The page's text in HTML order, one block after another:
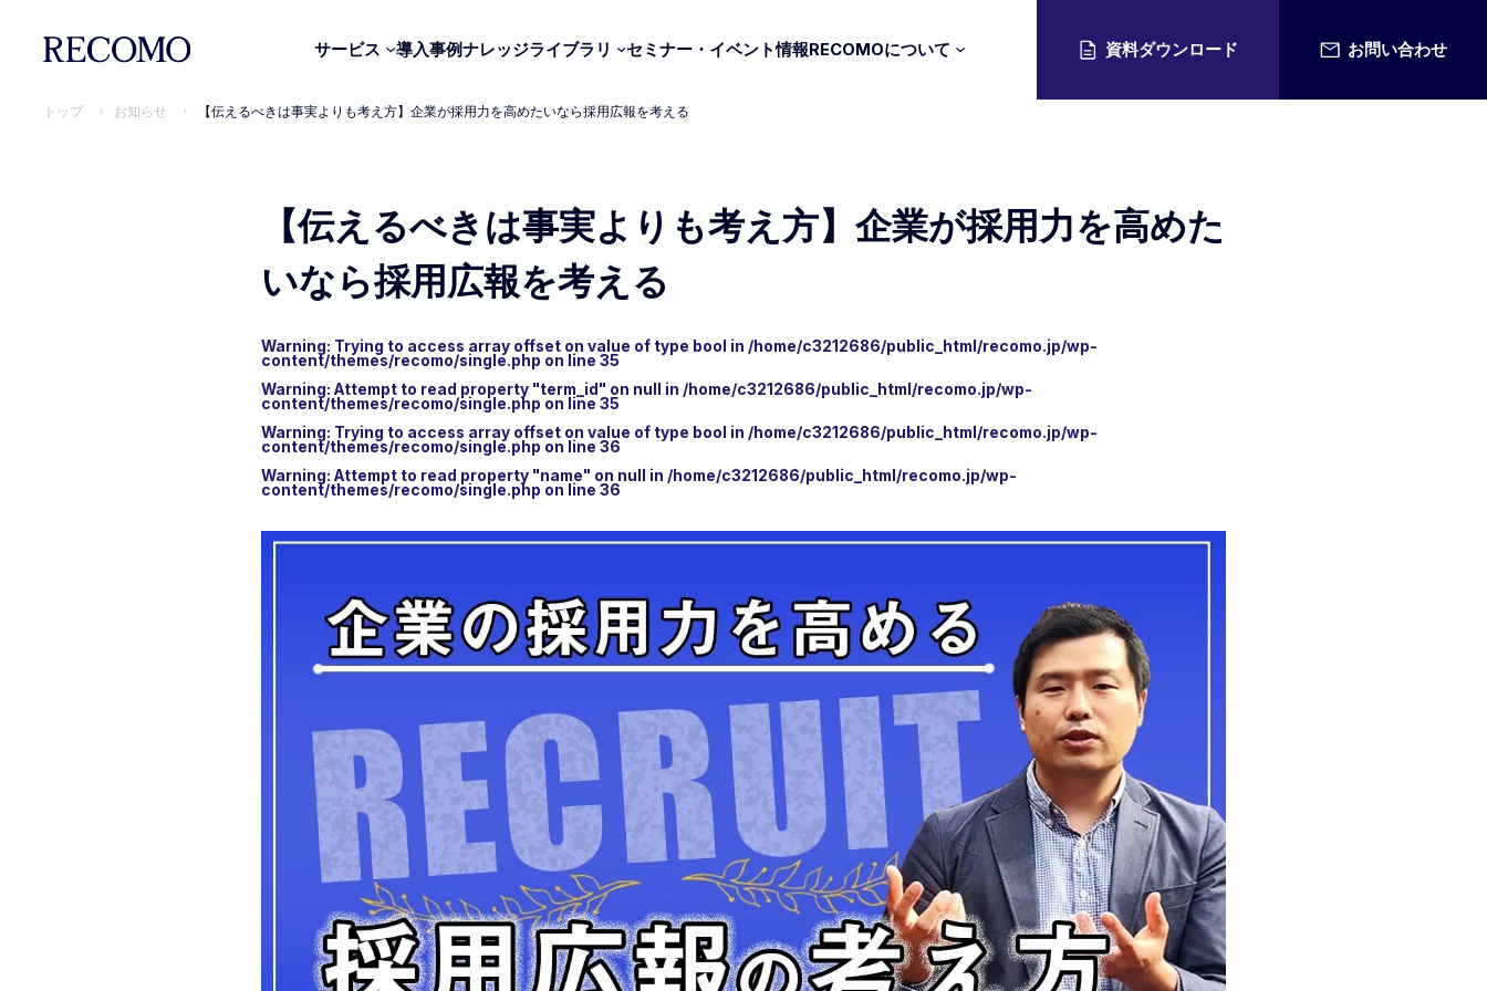
サービス
Organization CODE｜経営組織OS診断
CEO CODE｜経営者診断
Leadership CODE｜マネージャー診断
エントリーマネジメント｜採用
エンゲージマネジメント｜定着
グロースマネジメント｜育成
パフォーマンスマネジメント｜評価
導入事例ナレッジライブラリ セミナー・イベント情報RECOMOについて 資料ダウンロード お問い合わせ
トップ お知らせ 【伝えるべきは事実よりも考え方】企業が採用力を高めたいなら採用広報を考える
【伝えるべきは事実よりも考え方】企業が採用力を高めた
いなら採用広報を考える
Warning: Trying to access array offset on value of type bool in /home/c3212686/public_html/recomo.jp/wp-
content/themes/recomo/single.php on line35
Warning: Attempt to read property "term_id" on null in /home/c3212686/public_html/recomo.jp/wp-
content/themes/recomo/single.php on line35
Warning: Trying to access array offset on value of type bool in /home/c3212686/public_html/recomo.jp/wp-
content/themes/recomo/single.php on line36
Warning: Attempt to read property "name" on null in /home/c3212686/public_html/recomo.jp/wp-
content/themes/recomo/single.php on line36